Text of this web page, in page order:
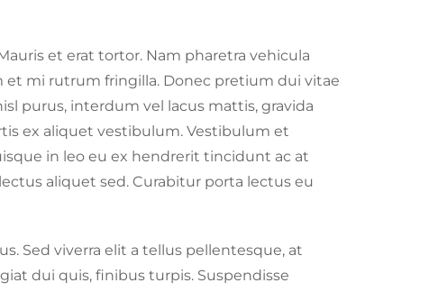
et erat tortor. Nam pharetra vehicula
et mi rutrum fringilla. Donec pretium dui vitae
purus, interdum vel lacus mattis, gravida
ex aliquet vestibulum. Vestibulum et
in leo eu ex hendrerit tincidunt ac at
aliquet sed. Curabitur porta lectus eu
Sed viverra elit a tellus pellentesque, at
dui quis, finibus turpis. Suspendisse